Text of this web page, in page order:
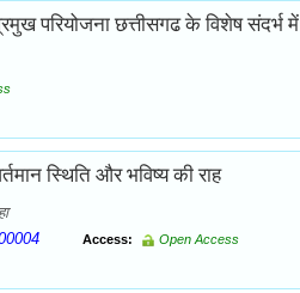
परियोजना छत्तीसगढ के विशेष संदर्भ में
स्थिति और भविष्य की राह
Access: Open Access